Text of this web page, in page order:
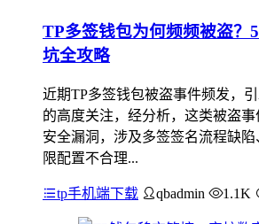
TP多签钱包为何频频被盗？
坑全攻略
近期TP多签钱包被盗事件频发，
的高度关注，经分析，这类被盗
安全漏洞，涉及多签签名流程缺
限配置不合理...
tp手机端下载 qbadmin 1.1K